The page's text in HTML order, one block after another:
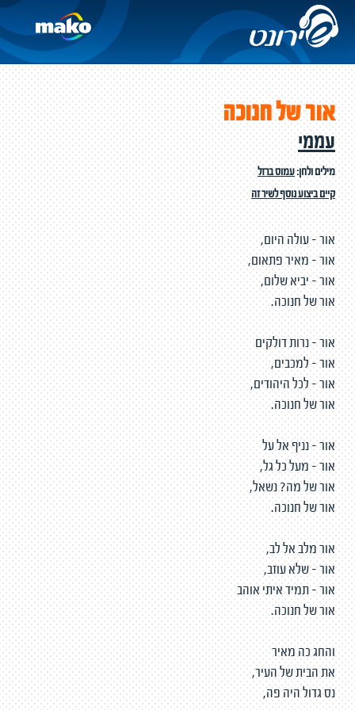
אור של חנוכה
עממי
מילים ולחן:עמוס ברזל
קיים ביצוע נוסף לשיר זה
אור - עולה היום,
אור - מאיר פתאום,
אור - יביא שלום,
אור של חנוכה.
אור - נרות דולקים
אור - למכבים,
אור - לכל היהודים,
אור של חנוכה.
אור - נניף אל על
אור - מעל כל גל,
אור של מה? נשאל,
אור של חנוכה.
אור מלב אל לב,
אור - שלא עוזב,
אור - תמיד איתי אוהב
אור של חנוכה.
והחג כה מאיר
את הבית של העיר,
נס גדול היה פה,